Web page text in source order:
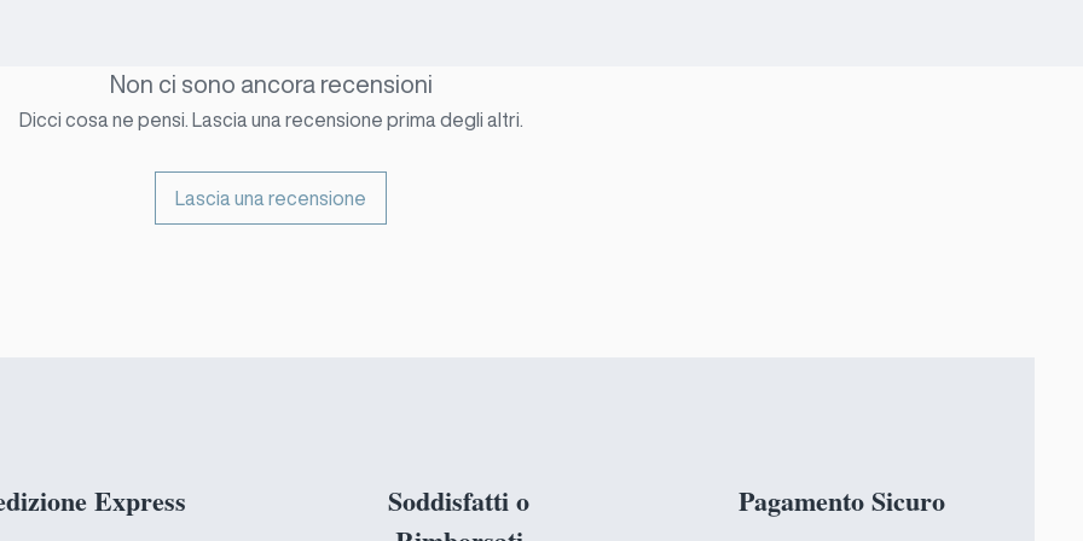
zona soleggiata.
Non ci sono ancora recensioni
Dicci cosa ne pensi. Lascia una recensione prima degli altri.
Lascia una recensione
Express
Soddisfatti o
Pagamento Sicuro